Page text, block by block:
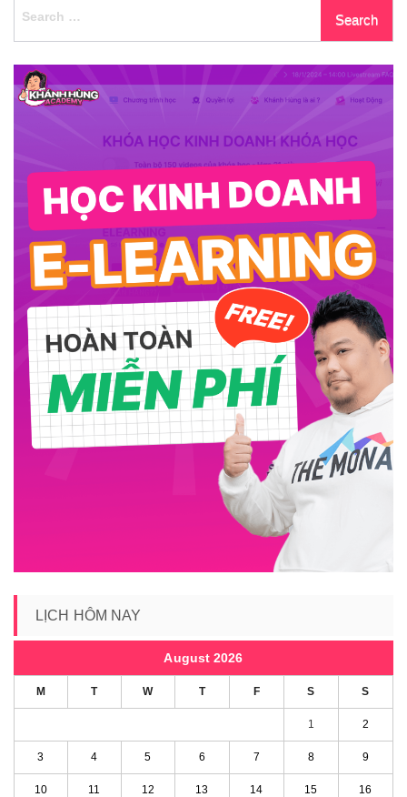
Search
LỊCH HÔM NAY
August 2026
M T W T F S S
1 2
3 4 5 6 7 8 9
10 11 12 13 14 15 16